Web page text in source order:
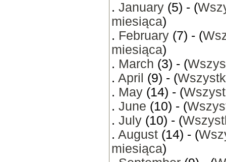
. January (5) - (
miesiąca)
. February (7) - (
miesiąca)
. March (3) - (
. April (9) - (
. May (14) - (
. June (10) - (
. July (10) - (
. August (14) - (
miesiąca)